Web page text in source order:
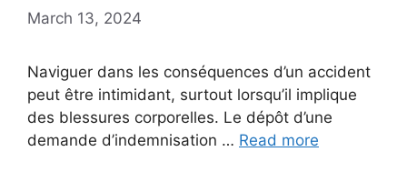
March 13, 2024
Naviguer dans les conséquences d’un accident
peut être intimidant, surtout lorsqu’il implique
des blessures corporelles. Le dépôt d’une
demande d’indemnisation … Read more